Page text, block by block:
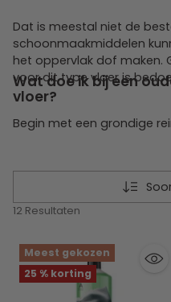
Dat is meestal niet de
schoonmaakmiddelen
het oppervlak dof maken.
voor dit type vloer is
Wat doe ik bij een
vloer?
Begin met een grondige
regelmatig, mild
12 Resultaten
Meest gekozen
25 % korting